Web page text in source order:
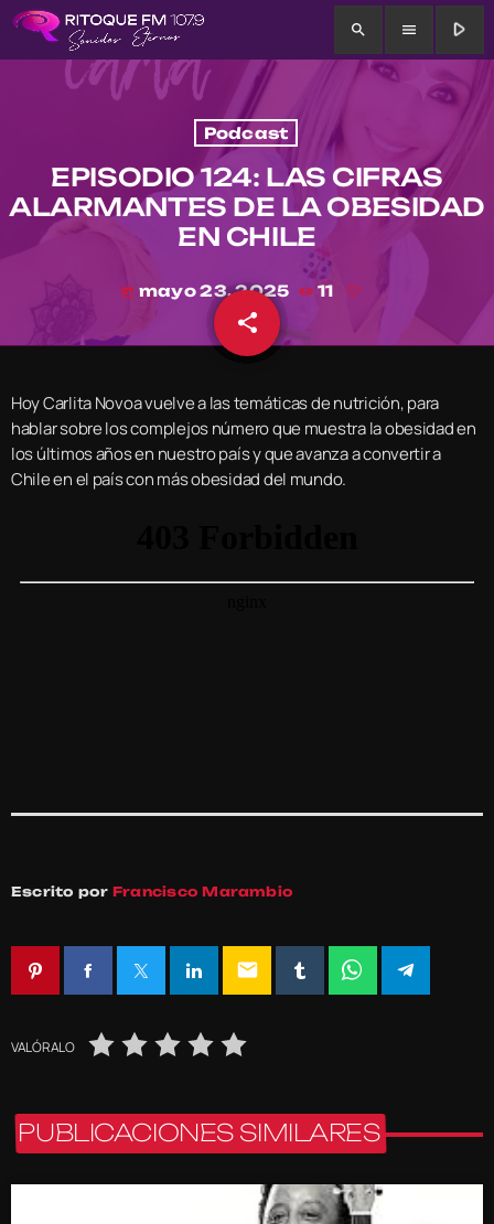
search menu play_arrow
Podcast
EPISODIO 124: LAS CIFRAS
ALARMANTES DE LA OBESIDAD
EN CHILE
today mayo 23, 2025 11
share
email
Hoy Carlita Novoa vuelve a las temáticas de nutrición, para
hablar sobre los complejos número que muestra la obesidad en
los últimos años en nuestro país y que avanza a convertir a
Chile en el país con más obesidad del mundo.
Escrito por Francisco Marambio
email
VALÓRALO
PUBLICACIONES SIMILARES